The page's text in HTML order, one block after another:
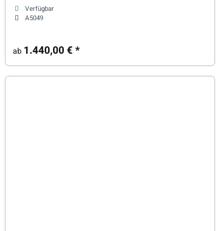
Verfügbar
A5049
ab 1.440,00 €*